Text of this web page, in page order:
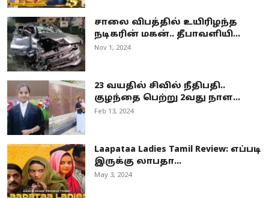
சாலை விபத்தில் உயிரிழந்த
நடிகரின் மகன்.. தீபாவளியி...
Nov 1, 2024
23 வயதில் சிவில் நீதிபதி..
குழந்தை பெற்று 2வது நாள...
Feb 13, 2024
Laapataa Ladies Tamil Review: எப்படி
இருக்கு லாபதா...
May 3, 2024